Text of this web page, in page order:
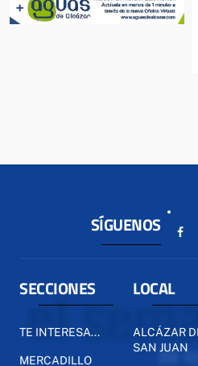
SÍGUENOS
SECCIONES
TE INTERESA...
MERCADILLO
LOCAL
ALCÁZAR
SAN JUAN